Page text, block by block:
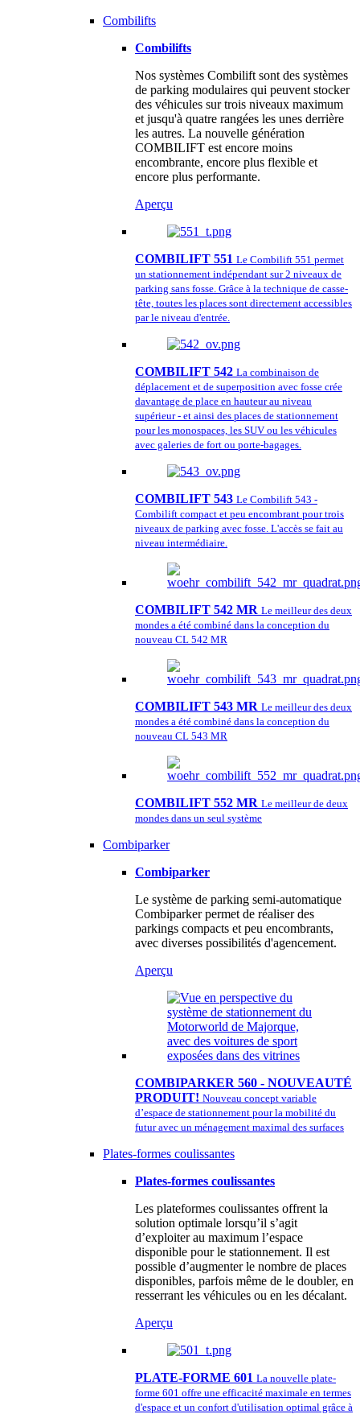
Combilifts
Combilifts
Nos systèmes Combilift sont des systèmes
de parking modulaires qui peuvent stocker
des véhicules sur trois niveaux maximum
et jusqu'à quatre rangées les unes derrière
les autres. La nouvelle génération
COMBILIFT est encore moins
encombrante, encore plus flexible et
encore plus performante.
Aperçu
COMBILIFT 551 Le Combilift 551 permet
un stationnement indépendant sur 2 niveaux de
parking sans fosse. Grâce à la technique de casse-
tête, toutes les places sont directement accessibles
par le niveau d'entrée.
COMBILIFT 542 La combinaison de
déplacement et de superposition avec fosse crée
davantage de place en hauteur au niveau
supérieur - et ainsi des places de stationnement
pour les monospaces, les SUV ou les véhicules
avec galeries de fort ou porte-bagages.
COMBILIFT 543 Le Combilift 543 -
Combilift compact et peu encombrant pour trois
niveaux de parking avec fosse. L'accès se fait au
niveau intermédiaire.
COMBILIFT 542 MR Le meilleur des deux
mondes a été combiné dans la conception du
nouveau CL 542 MR
COMBILIFT 543 MR Le meilleur des deux
mondes a été combiné dans la conception du
nouveau CL 543 MR
COMBILIFT 552 MR Le meilleur de deux
mondes dans un seul système
Combiparker
Combiparker
Le système de parking semi-automatique
Combiparker permet de réaliser des
parkings compacts et peu encombrants,
avec diverses possibilités d'agencement.
Aperçu
COMBIPARKER 560 - NOUVEAUTÉ
PRODUIT! Nouveau concept variable
d’espace de stationnement pour la mobilité du
futur avec un ménagement maximal des surfaces
Plates-formes coulissantes
Plates-formes coulissantes
Les plateformes coulissantes offrent la
solution optimale lorsqu’il s’agit
d’exploiter au maximum l’espace
disponible pour le stationnement. Il est
possible d’augmenter le nombre de places
disponibles, parfois même de le doubler, en
resserrant les véhicules ou en les décalant.
Aperçu
PLATE-FORME 601 La nouvelle plate-
forme 601 offre une efficacité maximale en termes
d'espace et un confort d'utilisation optimal grâce à